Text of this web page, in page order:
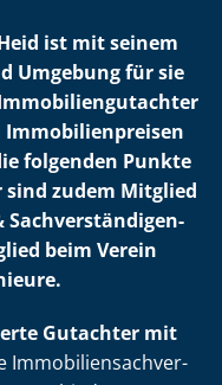
ist mit seinem
Umgebung für sie
Im­mo­bi­li­en­prei­sen
folgenden Punkte
sind zudem Mitglied
Sach­ver­stän­di­gen­
beim Verein
Gutachter mit
Im­mo­bi­li­en­sach­ver­